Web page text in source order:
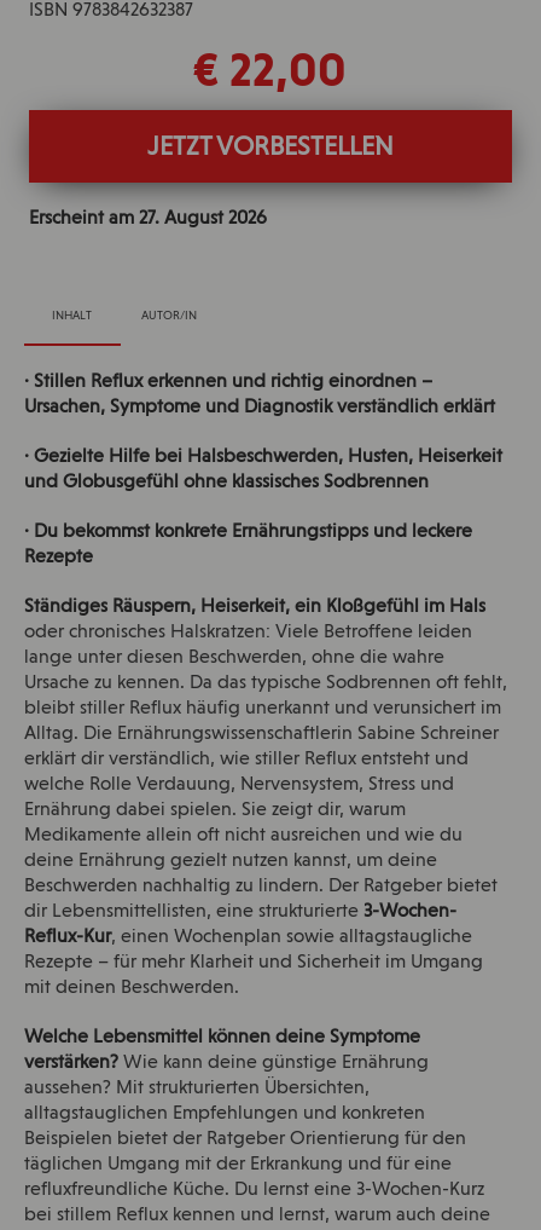
ISBN 9783842632387
€ 22,00
JETZT VORBESTELLEN
Erscheint am 27. August 2026
INHALT AUTOR/IN
· Stillen Reflux erkennen und richtig einordnen –
Ursachen, Symptome und Diagnostik verständlich erklärt
· Gezielte Hilfe bei Halsbeschwerden, Husten, Heiserkeit
und Globusgefühl ohne klassisches Sodbrennen
· Du bekommst konkrete Ernährungstipps und leckere
Rezepte
Ständiges Räuspern, Heiserkeit, ein Kloßgefühl im Hals
oder chronisches Halskratzen: Viele Betroffene leiden
lange unter diesen Beschwerden, ohne die wahre
Ursache zu kennen. Da das typische Sodbrennen oft fehlt,
bleibt stiller Reflux häufig unerkannt und verunsichert im
Alltag. Die Ernährungswissenschaftlerin Sabine Schreiner
erklärt dir verständlich, wie stiller Reflux entsteht und
welche Rolle Verdauung, Nervensystem, Stress und
Ernährung dabei spielen. Sie zeigt dir, warum
Medikamente allein oft nicht ausreichen und wie du
deine Ernährung gezielt nutzen kannst, um deine
Beschwerden nachhaltig zu lindern. Der Ratgeber bietet
dir Lebensmittellisten, eine strukturierte 3-Wochen-
Reflux-Kur, einen Wochenplan sowie alltagstaugliche
Rezepte – für mehr Klarheit und Sicherheit im Umgang
mit deinen Beschwerden.
Welche Lebensmittel können deine Symptome
verstärken?Wie kann deine günstige Ernährung
aussehen? Mit strukturierten Übersichten,
alltagstauglichen Empfehlungen und konkreten
Beispielen bietet der Ratgeber Orientierung für den
täglichen Umgang mit der Erkrankung und für eine
refluxfreundliche Küche. Du lernst eine 3-Wochen-Kurz
bei stillem Reflux kennen und lernst, warum auch deine